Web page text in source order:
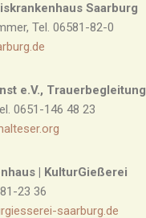
Saarburg
Tel. 06581-82-0
e.V., Trauerbegleitung
0651-146 48 23
| KulturGießerei
23 36
saarburg.de